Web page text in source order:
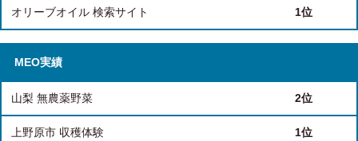
オリーブオイル 検索サイト 1位
MEO実績
山梨 無農薬野菜 2位
上野原市 収穫体験 1位